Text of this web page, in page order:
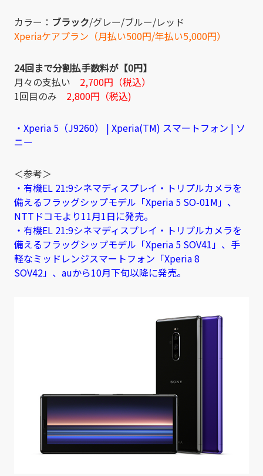
カラー： ブラック/グレー/ブルー/レッド
Xperiaケアプラン（月払い500円/年払い5,000円）
24回まで分割払手数料が【0円】
月々の支払い 2,700円（税込）
1回目のみ 2,800円（税込)
・Xperia 5（J9260） | Xperia(TM) スマートフォン | ソ
ニー
＜参考＞
・有機EL 21:9シネマディスプレイ・トリプルカメラを
備えるフラッグシップモデル「Xperia 5 SO-01M」、
NTTドコモより11月1日に発売。
・有機EL 21:9シネマディスプレイ・トリプルカメラを
備えるフラッグシップモデル「Xperia 5 SOV41」、手
軽なミッドレンジスマートフォン「Xperia 8
SOV42」、auから10月下旬以降に発売。